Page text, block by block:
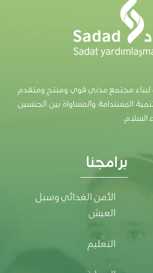
مجتمع مدني قوي ومنتج ومتقدم
المستدامة والمساواة بين الجنسين
السلام.
برامجنا
الأمن الغذائي وسبل
العيش
التعليم